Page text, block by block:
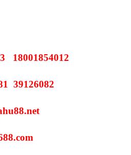
18001854012
39126082